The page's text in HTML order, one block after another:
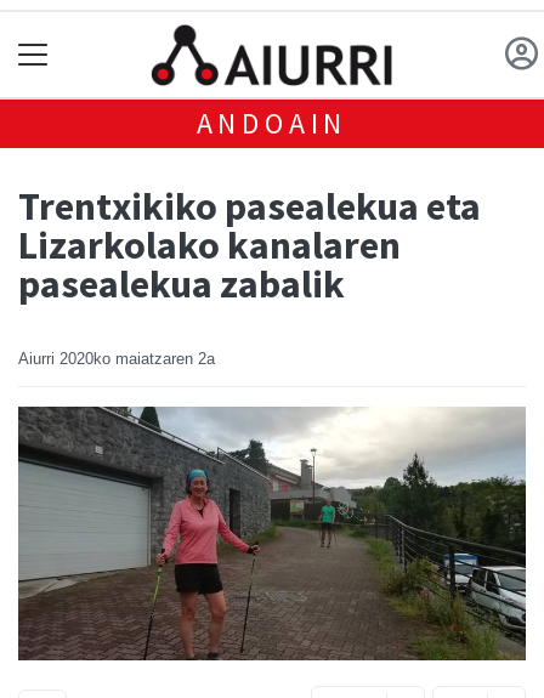
ANDOAIN
Trentxikiko pasealekua eta
Lizarkolako kanalaren
pasealekua zabalik
Aiurri 2020ko maiatzaren 2a